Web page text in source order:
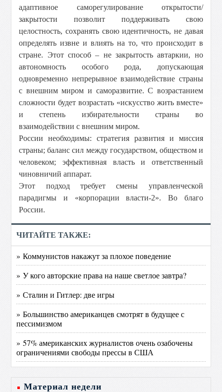
адаптивное саморегулирование открытости/
закрытости позволит поддерживать свою
целостность, сохранять свою идентичность, не давая
определять извне и влиять на то, что происходит в
стране. Этот способ – не закрытость автаркии, но
автономность особого рода, допускающая
одновременно непрерывное взаимодействие страны
с внешним миром и саморазвитие. С возрастанием
сложности будет возрастать «искусство жить вместе»
и степень избирательности страны во
взаимодействии с внешним миром.
России необходимы: стратегия развития и миссия
страны; баланс сил между государством, обществом и
человеком; эффективная власть и ответственный
чиновничий аппарат.
Этот подход требует смены управленческой
парадигмы и «корпорации власти-2». Во благо
России.
ЧИТАЙТЕ ТАКЖЕ:
» Коммунистов накажут за плохое поведение
» У кого авторские права на наше светлое завтра?
» Сталин и Гитлер: две игры
» Большинство американцев смотрят в будущее с
пессимизмом
» 57% американских журналистов очень озабочены
ограничениями свободы прессы в США
Материал недели